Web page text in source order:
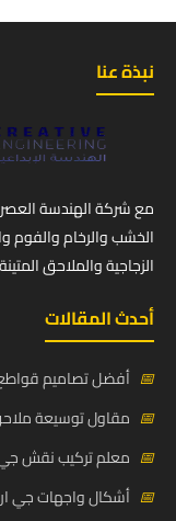
نبذة عنا
مع شركة الهندسة
الخشب والرخام والفوم
الزجاجية والملاحق
أحدث المقالات
📅 أفضل تصاميم قواطع
📅 مقاول توسيعة
📅 معلم تركيب نقش
📅 أشكال واجهات جي